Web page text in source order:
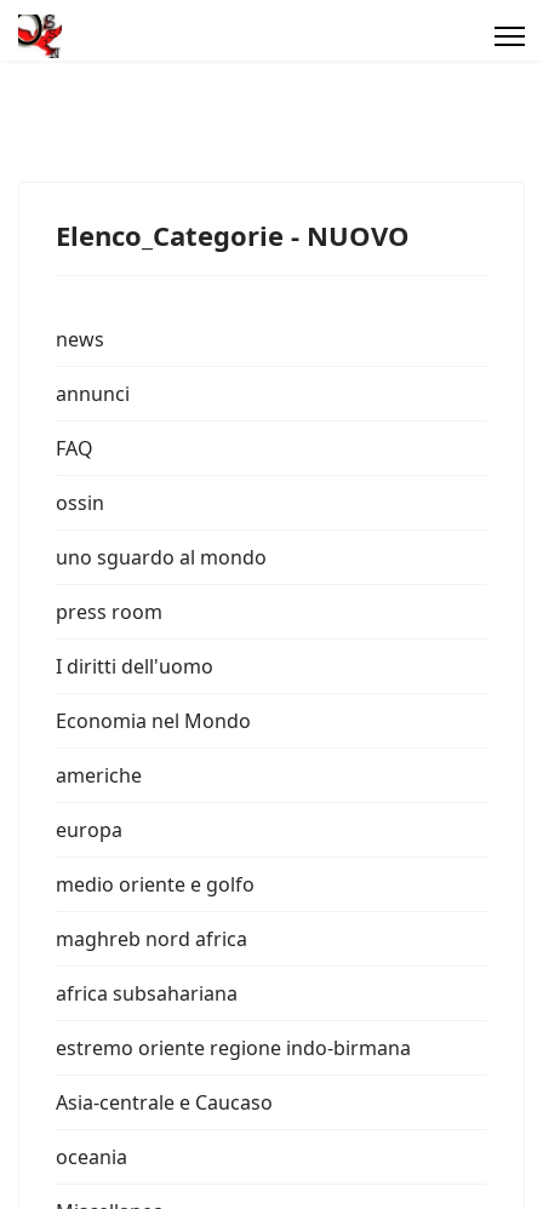
Elenco_Categorie - NUOVO
news
annunci
FAQ
ossin
uno sguardo al mondo
press room
I diritti dell'uomo
Economia nel Mondo
americhe
europa
medio oriente e golfo
maghreb nord africa
africa subsahariana
estremo oriente regione indo-birmana
Asia-centrale e Caucaso
oceania